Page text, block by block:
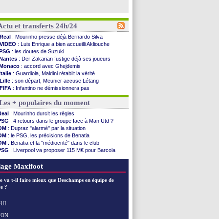
et transferts 24h/24
Real : Mourinho presse déjà Bernardo Silva
VIDEO : Luis Enrique a bien accueilli Akliouche
: les doutes de Suzuki
: Der Zakarian fustige déjà ses joueurs
: accord avec Ghejdemis
: Guardiola, Maldini rétablit la vérité
Lille : son départ, Meunier accuse Létang
FIFA : Infantino ne démissionnera pas
Barça: Flick esquive pour Ferran Torres
Liverpool: Araujo, une option d'achat à 55 M€
Lens: inquiétude pour Édouard
Man Utd: Vitek vendu à Middlesbrough (off.)
PSV : Sano recruté pour 14,5 M€ (officiel)
OM : Coventry pense à Angel Gomes
: Rafel Pol satisfait des progrès
: le Barça vainqueur puis battu
: Calhanoglu prêt à prolonger
: le classement complet
: Le Havre renversé par Oviedo
+ populaires du moment
: Mourinho durcit les règles
: 4 retours dans le groupe face à Man Utd ?
: Dupraz "alarmé" par la situation
: le PSG, les précisions de Benatia
: Benatia et la "médiocrité" dans le club
: Liverpool va proposer 115 M€ pour Barcola
: Côme pousse pour Gouiri
Maxifoot
va t-il faire mieux que Deschamps en équipe de
?